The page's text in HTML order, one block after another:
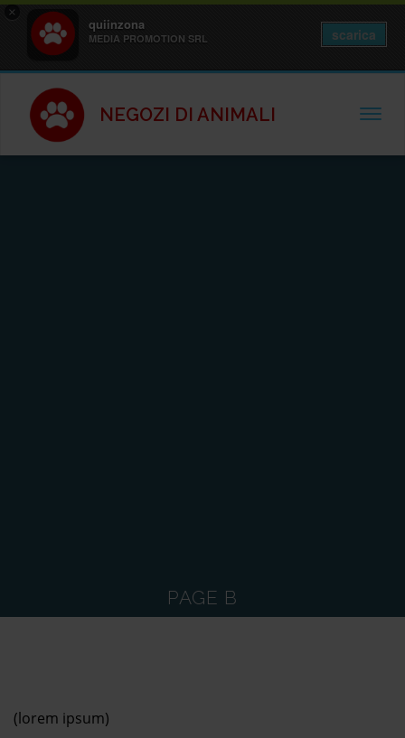
×
quiinzona
MEDIA PROMOTION SRL scarica
NEGOZI DI ANIMALI
PAGE B
(lorem ipsum)